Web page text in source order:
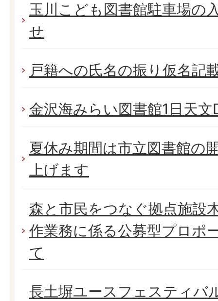
玉川こども図書館駐車場の
せ
戸籍への氏名の振り仮名記
金沢海みらい図書館1日天文
夏休み期間は市立図書館の
上げます
森と市民をつなぐ拠点施設
作業務に係る公募型プロポ
て
長土塀ユースフェスティバ